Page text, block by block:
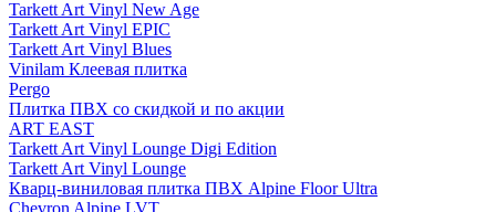
Tarkett Art Vinyl New Age
Tarkett Art Vinyl EPIC
Tarkett Art Vinyl Blues
Vinilam Клеевая плитка
Pergo
Плитка ПВХ со скидкой и по акции
ART EAST
Tarkett Art Vinyl Lounge Digi Edition
Tarkett Art Vinyl Lounge
Кварц-виниловая плитка ПВХ Alpine Floor Ultra
Chevron Alpine LVT